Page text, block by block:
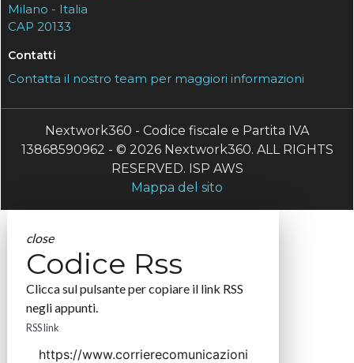
Milano - Italia
CAP 20133
Contatti
Contatta il nostro team per maggiori informazioni
Nextwork360 - Codice fiscale e Partita IVA
13868590962 - © 2026 Nextwork360. ALL RIGHTS
RESERVED. ISP AWS
Mappa del sito
close
Codice Rss
Clicca sul pulsante per copiare il link RSS
negli appunti.
RSS link